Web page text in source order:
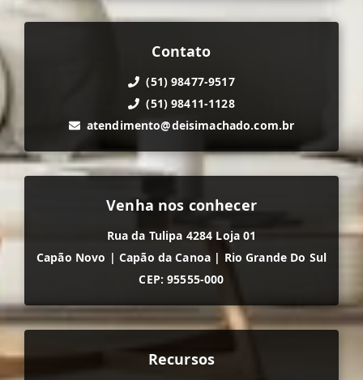
Contato
(51) 98477-9517
(51) 98411-1128
atendimento@deisimachado.com.br
Venha nos conhecer
Rua da Tulipa 4284 Loja 01
Capão Novo | Capão da Canoa | Rio Grande Do Sul
CEP: 95555-000
Recursos